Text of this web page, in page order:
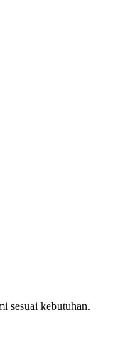
sesuai kebutuhan.